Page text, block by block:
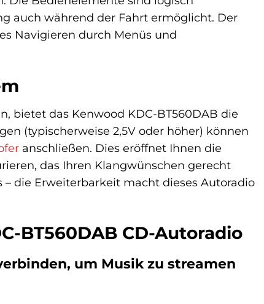
auch während der Fahrt ermöglicht. Der
Navigieren durch Menüs und
bietet das Kenwood KDC-BT560DAB die
(typischerweise 2,5V oder höher) können
anschließen. Dies eröffnet Ihnen die
das Ihren Klangwünschen gerecht
die Erweiterbarkeit macht dieses Autoradio
BT560DAB CD-Autoradio
um Musik zu streamen